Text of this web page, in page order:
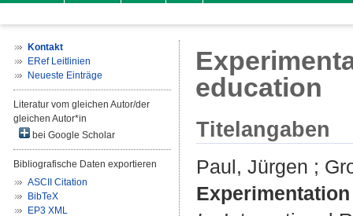
Kontakt
ERef Leitlinien
Neueste Einträge
Literatur vom gleichen Autor/der
gleichen Autor*in
bei Google Scholar
Bibliografische Daten exportieren
ASCII Citation
BibTeX
EP3 XML
education
Titelangaben
Paul, Jürgen ;